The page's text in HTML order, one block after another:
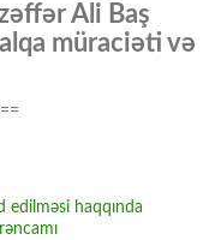
Ali Baş
müraciəti və
edilməsi haqqında